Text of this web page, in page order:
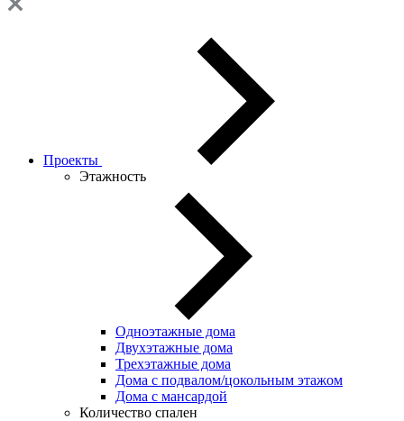
Проекты
Этажность
Одноэтажные дома
Двухэтажные дома
Трехэтажные дома
Дома с подвалом/цокольным этажом
Дома с мансардой
Количество спален